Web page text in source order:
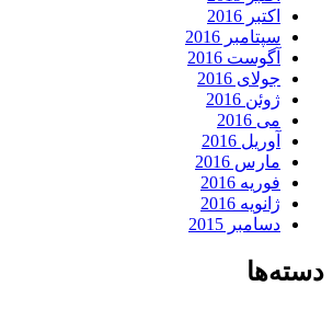
اکتبر 2016
سپتامبر 2016
آگوست 2016
جولای 2016
ژوئن 2016
می 2016
آوریل 2016
مارس 2016
فوریه 2016
ژانویه 2016
دسامبر 2015
دسته‌ها